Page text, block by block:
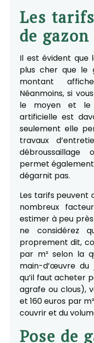
Les
de
Il est évident que
plus cher que le
montant
Néanmoins, si
le moyen et le
artificielle est
seulement elle
travaux
débroussaillage
permet également
dégarnit pas.
Les tarifs peuvent
nombreux
estimer à peu
ne considérez
proprement dit,
par m² selon la
main-d’œuvre
qu’il faut acheter
agrafe ou clous),
et 160 euros par
couvrir et du
Pose de